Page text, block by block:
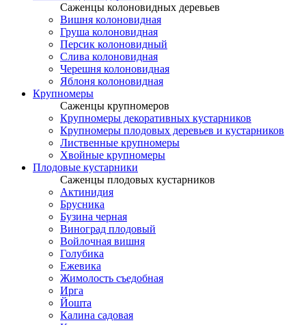
Саженцы колоновидных деревьев
Вишня колоновидная
Груша колоновидная
Персик колоновидный
Слива колоновидная
Черешня колоновидная
Яблоня колоновидная
Крупномеры
Саженцы крупномеров
Крупномеры декоративных кустарников
Крупномеры плодовых деревьев и кустарников
Лиственные крупномеры
Хвойные крупномеры
Плодовые кустарники
Саженцы плодовых кустарников
Актинидия
Брусника
Бузина черная
Виноград плодовый
Войлочная вишня
Голубика
Ежевика
Жимолость съедобная
Ирга
Йошта
Калина садовая